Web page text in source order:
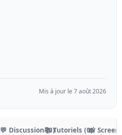
Mis à jour le 7 août 2026
💬 Discussion (0)📚 Tutoriels (0)📸